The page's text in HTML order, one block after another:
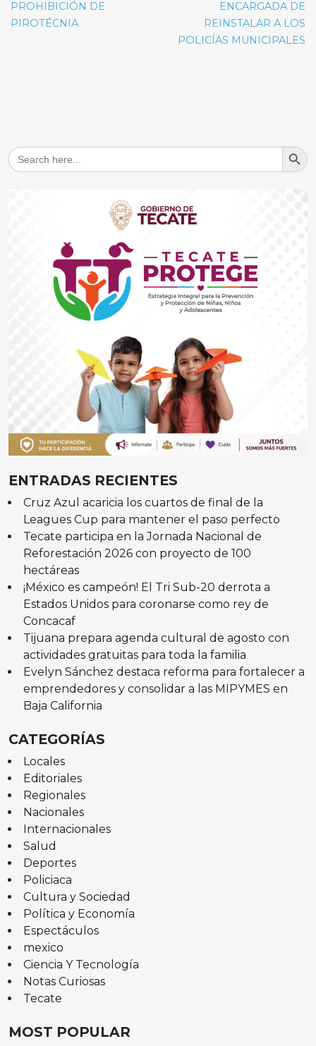
PROHIBICIÓN DE
PIROTÉCNIA
ENCARGADA DE
REINSTALAR A LOS
POLICÍAS MUNICIPALES
Search
for:
Search
ENTRADAS RECIENTES
Cruz Azul acaricia los cuartos de final de la
Leagues Cup para mantener el paso perfecto
Tecate participa en la Jornada Nacional de
Reforestación 2026 con proyecto de 100
hectáreas
¡México es campeón! El Tri Sub-20 derrota a
Estados Unidos para coronarse como rey de
Concacaf
Tijuana prepara agenda cultural de agosto con
actividades gratuitas para toda la familia
Evelyn Sánchez destaca reforma para fortalecer a
emprendedores y consolidar a las MIPYMES en
Baja California
CATEGORÍAS
Locales
Editoriales
Regionales
Nacionales
Internacionales
Salud
Deportes
Policiaca
Cultura y Sociedad
Política y Economía
Espectáculos
mexico
Ciencia Y Tecnología
Notas Curiosas
Tecate
MOST POPULAR